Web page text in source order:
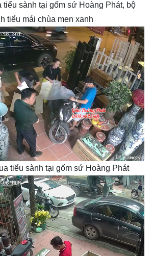
tiểu sành tại gốm sứ Hoàng Phát, bộ
tiểu mái chùa men xanh
tiểu sành tại gốm sứ Hoàng Phát